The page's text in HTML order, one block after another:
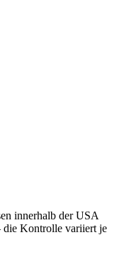
innerhalb der USA
die Kontrolle variiert je